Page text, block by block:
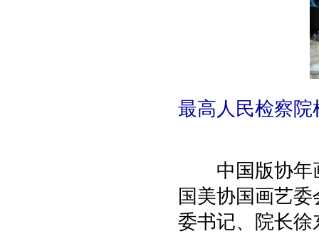
最高人民检察
中国版协年画
国美协国画艺
委书记、院长